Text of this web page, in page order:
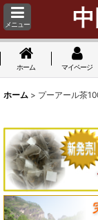
メニュー
ホーム マイページ
ホーム > プーアール茶